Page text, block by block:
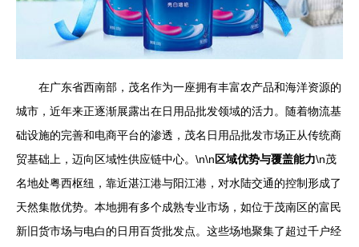
在广东省西南部，茂名作为一座拥有丰富农产品和海洋资源的
城市，近年来正逐渐展露出在日用品批发领域的活力。随着物流基
础设施的完善和电商平台的渗透，茂名日用品批发市场正从传统商
贸基础上，迈向区域性供应链中心。\n\n区域优势与覆盖能力\n茂
名地处粤西枢纽，靠近湛江港与阳江港，对水陆交通的控制形成了
天然集散优势。本地拥有多个成熟专业市场，如位于茂南区的富民
新旧货市场与电白的日用百货批发点。这些场地聚集了超过千户经